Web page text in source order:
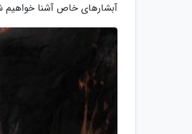
آبشارهای خاص آشنا خواهیم